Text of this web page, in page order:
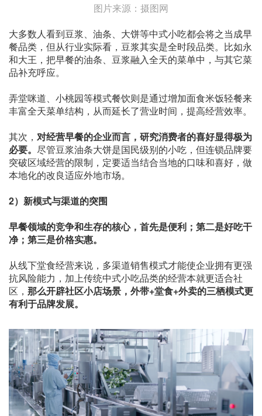
图片来源：摄图网
大多数人看到豆浆、油条、大饼等中式小吃都会将之当成早
餐品类，但从行业实际看，豆浆其实是全时段品类。比如永
和大王，把早餐的油条、豆浆融入全天的菜单中，与其它菜
品补充呼应。
弄堂咪道、小桃园等模式餐饮则是通过增加面食米饭轻餐来
丰富全天菜单结构，从而延长了营业时间，提高经营效率。
其次， 对经营早餐的企业而言，研究消费者的喜好显得极为
必要。 尽管豆浆油条大饼是国民级别的小吃，但连锁品牌要
突破区域经营的限制，定要适当结合当地的口味和喜好，做
本地化的改良适应外地市场。
2）新模式与渠道的突围
早餐领域的竞争和生存的核心，首先是便利；第二是好吃干
净；第三是价格实惠。
从线下堂食经营来说，多渠道销售模式才能使企业拥有更强
抗风险能力，加上传统中式小吃品类的经营本就更适合社
区， 那么开辟社区小店场景，外带+堂食+外卖的三栖模式更
有利于品牌发展。